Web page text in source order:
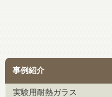
事例紹介
実験用耐熱ガラス